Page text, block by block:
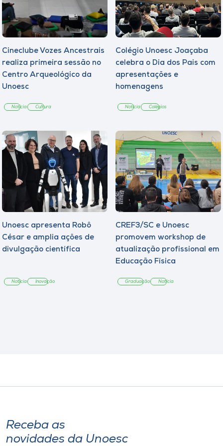
Cineclube Vozes Ancestrais
realiza primeira sessão no
Centro Arqueológico da
Unoesc
Notícia Cultura
Colégio Unoesc Joaçaba
celebra o Dia dos Pais com
apresentações e
homenagens
Notícia Colégios
Unoesc apresenta Robô
César e amplia ações de
divulgação científica
Notícia Inovação
CREF3/SC e Unoesc
promovem workshop de
atualização profissional em
Educação Física
Graduação Notícia
Receba as
novidades da Unoesc